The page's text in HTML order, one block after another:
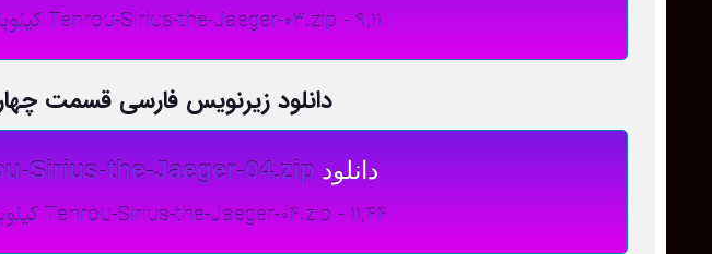
Tenrou-Sirius-the-Jaeger-03.zip - 9,11 کیلوبایت769
دانلود زیرنویس فارسی قسمت
دانلود Sirius-the-Jaeger-04.zip
Tenrou-Sirius-the-Jaeger-04.zip - 11,44 کیلوبایت783